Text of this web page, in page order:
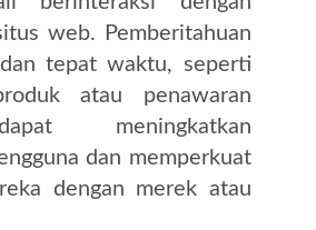
web. Pemberitahuan
tepat waktu, seperti
atau penawaran
meningkatkan
dan memperkuat
dengan merek atau